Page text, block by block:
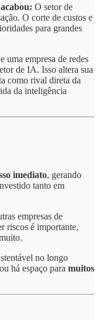
O setor de
O corte de custos e
para grandes
uma empresa de redes
de IA. Isso altera sua
como rival direta da
da inteligência
imediato, gerando
tanto em
empresas de
riscos é importante,
no longo
há espaço para muitos